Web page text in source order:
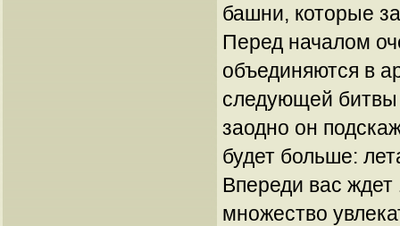
башни, которые
Перед началом
объединяются в
следующей
заодно он
будет больше:
Впереди вас ждет
множество